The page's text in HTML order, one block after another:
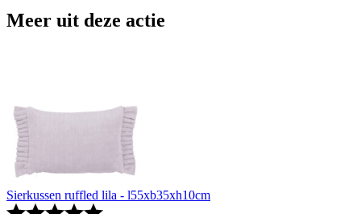
Meer uit deze actie
Sierkussen ruffled lila - l55xb35xh10cm